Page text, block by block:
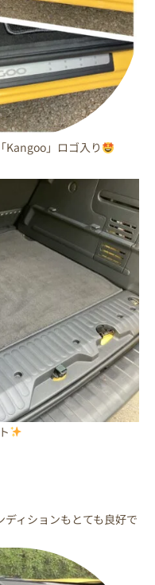
Kangoo」ロゴ入り
ィションもとても良好で